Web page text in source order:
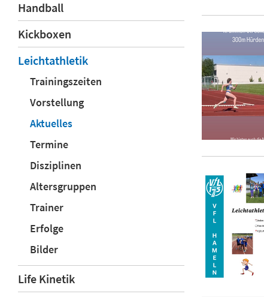
Handball
Kickboxen
Leichtathletik
Trainingszeiten
Vorstellung
Aktuelles
Termine
Disziplinen
Altersgruppen
Trainer
Erfolge
Bilder
Life Kinetik